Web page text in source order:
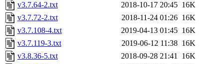
v3.7.64-2.txt
2018-10-17 20:45 16K
v3.7.72-2.txt
2018-11-24 01:26 16K
v3.7.108-4.txt
2019-04-13 01:45 16K
v3.7.119-3.txt
2019-06-12 11:38 16K
v3.8.36-5.txt
2018-09-28 21:41 16K